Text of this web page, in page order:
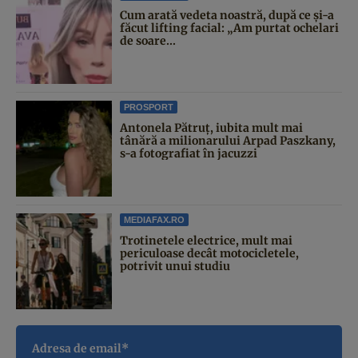
Cum arată vedeta noastră, după ce și-a
făcut lifting facial: „Am purtat ochelari
de soare...
PROSPORT
Antonela Pătruț, iubita mult mai
tânără a milionarului Arpad Paszkany,
s-a fotografiat în jacuzzi
MEDIAFAX.RO
Trotinetele electrice, mult mai
periculoase decât motocicletele,
potrivit unui studiu
Adresa de email*